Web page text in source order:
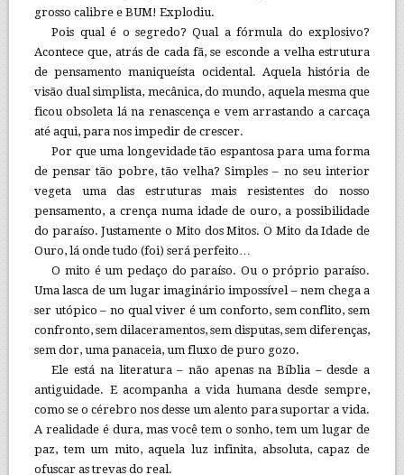
grosso calibre e BUM! Explodiu.
Pois qual é o segredo? Qual a fórmula do explosivo?
Acontece que, atrás de cada fã, se esconde a velha estrutura
de pensamento maniqueísta ocidental. Aquela história de
visão dual simplista, mecânica, do mundo, aquela mesma que
ficou obsoleta lá na renascença e vem arrastando a carcaça
até aqui, para nos impedir de crescer.
Por que uma longevidade tão espantosa para uma forma
de pensar tão pobre, tão velha? Simples – no seu interior
vegeta uma das estruturas mais resistentes do nosso
pensamento, a crença numa idade de ouro, a possibilidade
do paraíso. Justamente o Mito dos Mitos. O Mito da Idade de
Ouro, lá onde tudo (foi) será perfeito…
O mito é um pedaço do paraíso. Ou o próprio paraíso.
Uma lasca de um lugar imaginário impossível – nem chega a
ser utópico – no qual viver é um conforto, sem conflito, sem
confronto, sem dilaceramentos, sem disputas, sem diferenças,
sem dor, uma panaceia, um fluxo de puro gozo.
Ele está na literatura – não apenas na Bíblia – desde a
antiguidade. E acompanha a vida humana desde sempre,
como se o cérebro nos desse um alento para suportar a vida.
A realidade é dura, mas você tem o sonho, tem um lugar de
paz, tem um mito, aquela luz infinita, absoluta, capaz de
ofuscar as trevas do real.